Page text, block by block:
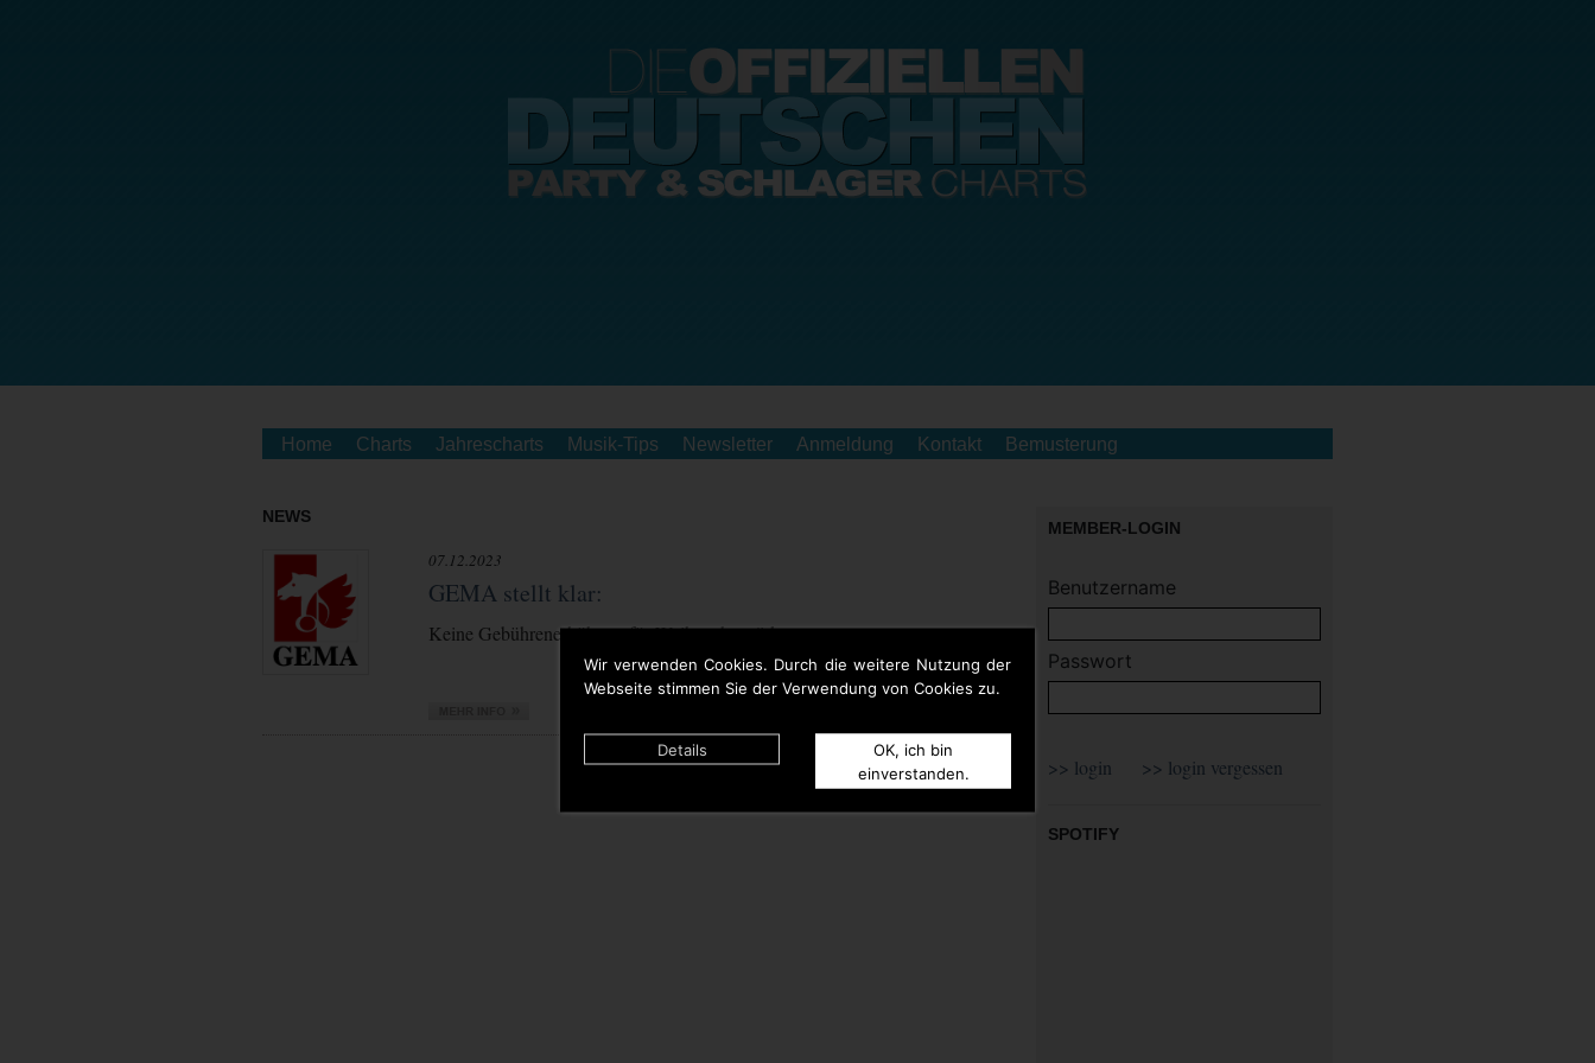
Wir verwenden Cookies. Durch die weitere Nutzung der
Webseite stimmen Sie der Verwendung von Cookies zu.
Details
OK, ich bin
einverstanden.
Home Charts Jahrescharts Musik-Tips Newsletter Anmeldung Kontakt Bemusterung
NEWS
07.12.2023
GEMA stellt klar:
Keine Gebührenerhöhung für Weihnachtsmärkte
MEMBER-LOGIN
Benutzername
Passwort
SPOTIFY